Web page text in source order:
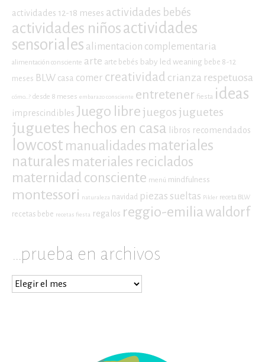
actividades 12-18 meses actividades bebés
actividades niñosactividades
sensoriales alimentacion complementaria
alimentación consciente arte arte bebés baby led weaning bebe 8-12
meses BLW casa comer creatividad crianza respetuosa
cómo...? desde 8 meses embarazo consciente entretener fiesta ideas
imprescindibles Juego librejuegosjuguetes
juguetes hechos en casa libros recomendados
lowcost manualidades materiales
naturales materiales reciclados
maternidad consciente menú mindfulness
montessori naturaleza navidad piezas sueltas Pikler receta BLW
recetas bebe recetas fiesta regalos reggio-emilia waldorf
…prueba en archivos
…